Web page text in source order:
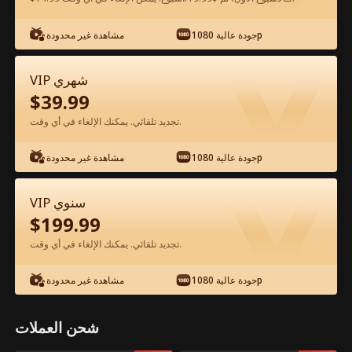
شاهد مجانًا في التطبيق
الحلقة 52 - بعد عودتي للحياة، لن أصفح عنه
الفيلم كامل
مشاهدة غير محدودة جودة عالية 1080p
VIP شهري
$39.99
تجديد تلقائي. يمكنك الإلغاء في أي وقت.
مشاهدة غير محدودة جودة عالية 1080p
VIP سنوي
$199.99
تجديد تلقائي. يمكنك الإلغاء في أي وقت.
مشاهدة غير محدودة جودة عالية 1080p
شحن العملات